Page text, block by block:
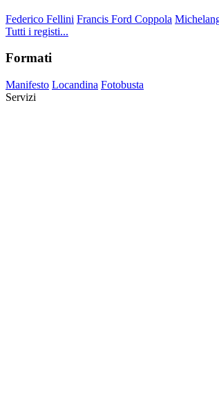
Federico Fellini Francis Ford Coppola
Tutti i registi...
Formati
Manifesto Locandina Fotobusta
Servizi